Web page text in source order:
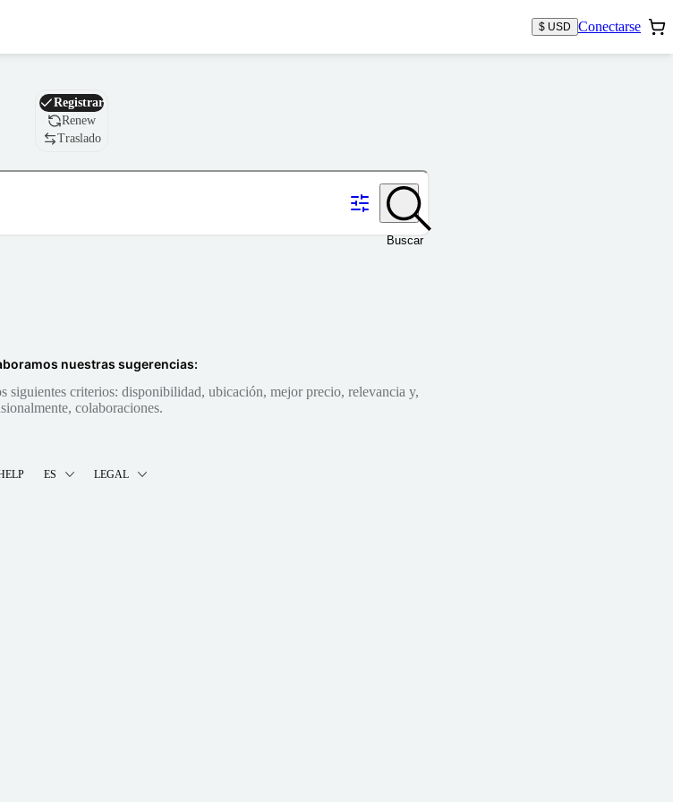
$ USD Conectarse
Nombre de dominio
Registrar
Renew
Traslado
Buscar
nuestras sugerencias:
siguientes criterios: disponibilidad, ubicación, mejor precio, relevancia y,
colaboraciones.
ES LEGAL